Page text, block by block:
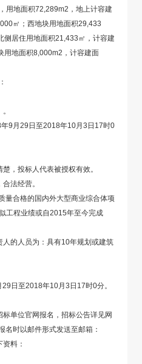
用地面积72,289m2，地上计容建
㎡；西地块用地面积29,433
侧居住用地面积21,433㎡，计容建
用地面积8,000m2，计容建面
9月29日至2018年10月3日17时0
，投标人代表被授权有效。
法经营。
量合格的国内外大型商业综合体项
工程业绩或自2015年至今完成
的人员为：具有10年规划或建筑
日至2018年10月3日17时0分。
单位官网报名，招标公告详见网
名时以邮件形式发送至邮箱：
料：